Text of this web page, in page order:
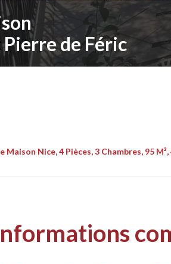
de Féric
Maison Nice, 4 Pièces, 3 Chambres, 95 M²,